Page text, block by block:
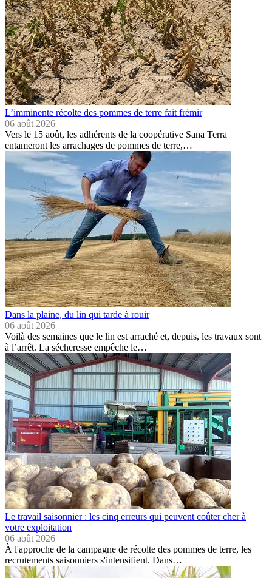
L’imminente récolte des pommes de terre fait frémir
06 août 2026
Vers le 15 août, les adhérents de la coopérative Sana Terra
entameront les arrachages de pommes de terre,…
Dans la plaine, du lin qui tarde à rouir
06 août 2026
Voilà des semaines que le lin est arraché et, depuis, les travaux sont
à l’arrêt. La sécheresse empêche le…
Le travail saisonnier : les cinq erreurs qui peuvent coûter cher à
votre exploitation
06 août 2026
À l'approche de la campagne de récolte des pommes de terre, les
recrutements saisonniers s'intensifient. Dans…